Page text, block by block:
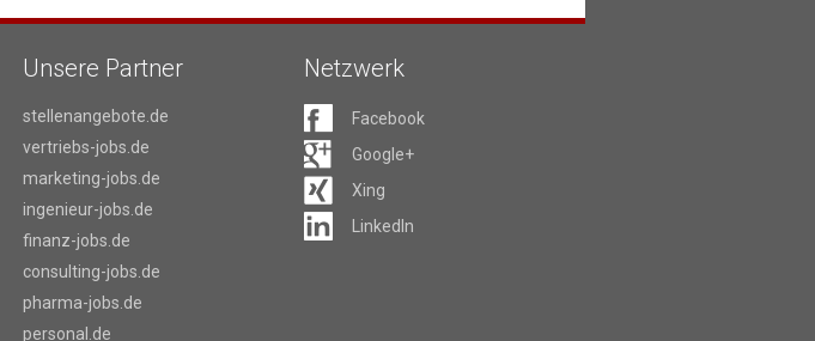
Unsere Partner
stellenangebote.de
vertriebs-jobs.de
marketing-jobs.de
ingenieur-jobs.de
finanz-jobs.de
consulting-jobs.de
pharma-jobs.de
personal.de
Netzwerk
Facebook
Google+
Xing
LinkedIn